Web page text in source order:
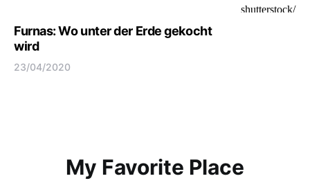
Furnas: Wo unter der Erde gekocht
wird
23/04/2020
My Favorite Place